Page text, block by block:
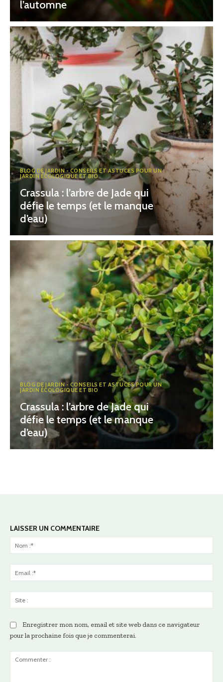
l’automne
BLOG DE JARDIN - CONSEILS ET ASTUCES POUR UN
JARDIN ÉCOLOGIQUE ET BIO
Crassula : l’arbre de Jade qui
défie le temps (et le manque
d’eau)
BLOG DE JARDIN - CONSEILS ET ASTUCES POUR UN
JARDIN ÉCOLOGIQUE ET BIO
Crassula : l’arbre de Jade qui
défie le temps (et le manque
d’eau)
LAISSER UN COMMENTAIRE
Enregistrer mon nom, email et site web dans ce navigateur
pour la prochaine fois que je commenterai.